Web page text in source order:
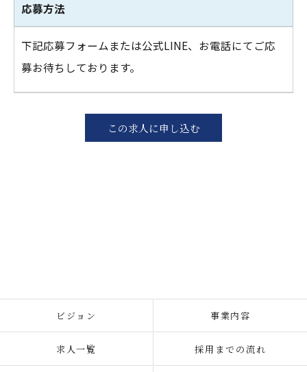
応募方法
下記応募フォームまたは公式LINE、お電話にてご応
募お待ちしております。
この求人に申し込む
ビジョン 事業内容
求人一覧 採用までの流れ